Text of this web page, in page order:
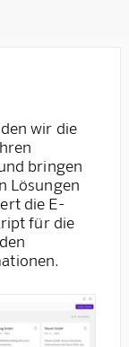
wir die
bringen
Lösungen
die E-
für die